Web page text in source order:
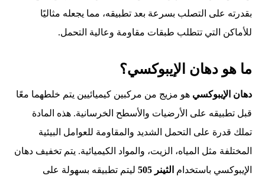
بقدرته على التصلب بسرعة بعد تطبيقه، مما يجعله مثاليًا
للأماكن التي تتطلب طبقات مقاومة وعالية التحمل.
ما هو دهان الإيبوكسي؟
دهان الإيبوكسي هو مزيج من مركبين كيميائيين يتم خلطهما معًا
قبل تطبيقه على الأرضيات والأسطح الخرسانية. هذه المادة
تملك قدرة على التحمل الشديد والمقاومة للعوامل البيئية
المختلفة مثل المياه، الزيت، والمواد الكيميائية. يتم تخفيف دهان
الإيبوكسي باستخدام الثينر 505
ليتم تطبيقه بسهولة على